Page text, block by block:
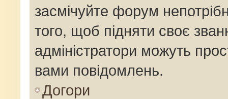
засмічуйте форум
того, щоб підняти своє
адміністратори можуть
вами повідомлень.
Догори